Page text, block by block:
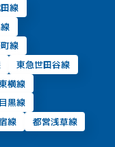
線
線
東急世田谷線
横線
黒線
線 都営浅草線